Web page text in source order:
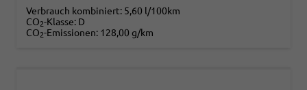
Verbrauch kombiniert: 5,60 l/100km
CO2-Klasse: D
CO2-Emissionen: 128,00 g/km